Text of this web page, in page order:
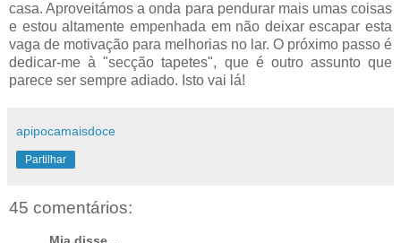
casa. Aproveitámos a onda para pendurar mais umas coisas
e estou altamente empenhada em não deixar escapar esta
vaga de motivação para melhorias no lar. O próximo passo é
dedicar-me à "secção tapetes", que é outro assunto que
parece ser sempre adiado. Isto vai lá!
apipocamaisdoce
Partilhar
45 comentários:
Mia disse...